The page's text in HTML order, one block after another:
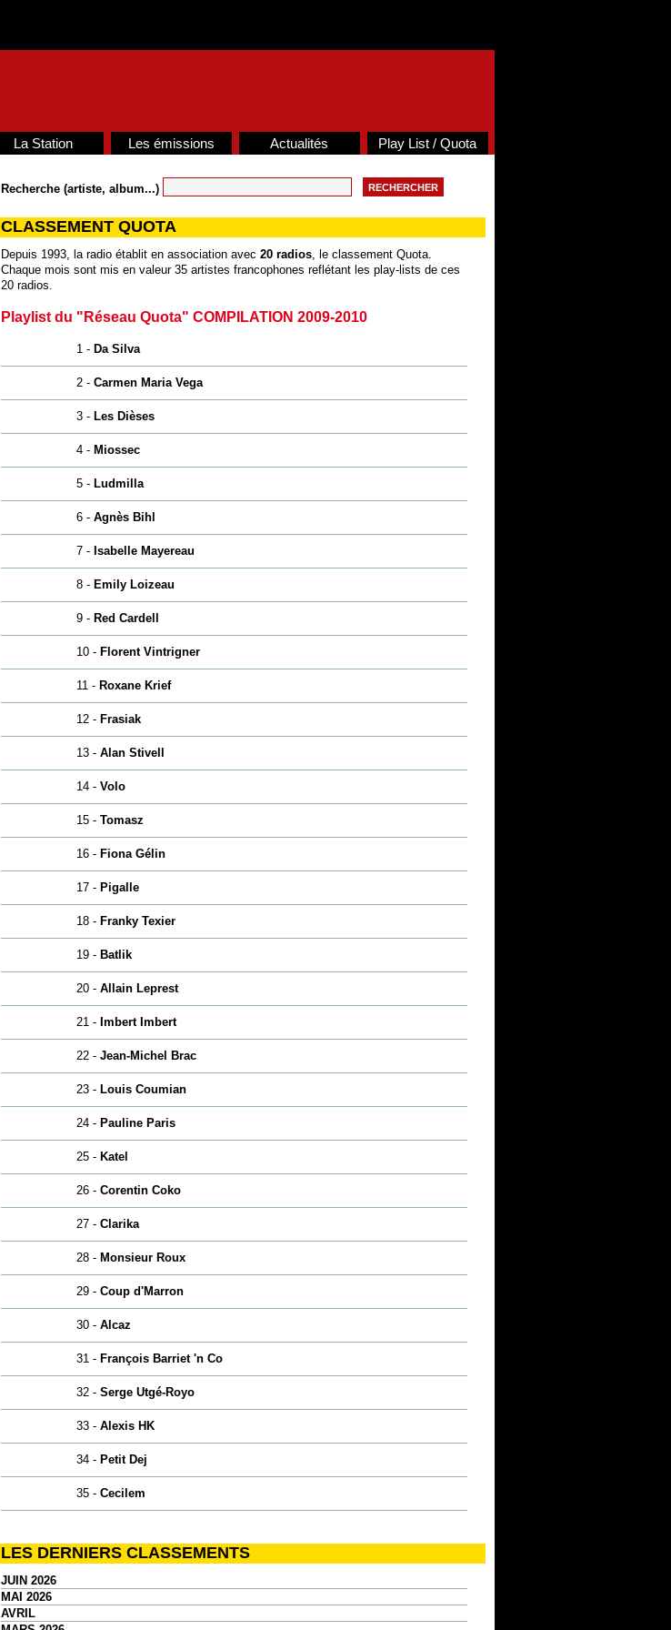
La Station Les émissions Actualités Play List / Quota
Recherche (artiste, album...)
CLASSEMENT QUOTA
Depuis 1993, la radio établit en association avec 20 radios, le classement Quota.
Chaque mois sont mis en valeur 35 artistes francophones reflétant les play-lists de ces
20 radios.
Playlist du "Réseau Quota" COMPILATION 2009-2010
1 - Da Silva
2 - Carmen Maria Vega
3 - Les Dièses
4 - Miossec
5 - Ludmilla
6 - Agnès Bihl
7 - Isabelle Mayereau
8 - Emily Loizeau
9 - Red Cardell
10 - Florent Vintrigner
11 - Roxane Krief
12 - Frasiak
13 - Alan Stivell
14 - Volo
15 - Tomasz
16 - Fiona Gélin
17 - Pigalle
18 - Franky Texier
19 - Batlik
20 - Allain Leprest
21 - Imbert Imbert
22 - Jean-Michel Brac
23 - Louis Coumian
24 - Pauline Paris
25 - Katel
26 - Corentin Coko
27 - Clarika
28 - Monsieur Roux
29 - Coup d'Marron
30 - Alcaz
31 - François Barriet 'n Co
32 - Serge Utgé-Royo
33 - Alexis HK
34 - Petit Dej
35 - Cecilem
LES DERNIERS CLASSEMENTS
JUIN 2026
MAI 2026
AVRIL